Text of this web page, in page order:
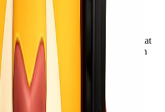
pengiriman sangat penting, apalagi saat
kamu bisa memantau status kiriman
Ramadan 2026